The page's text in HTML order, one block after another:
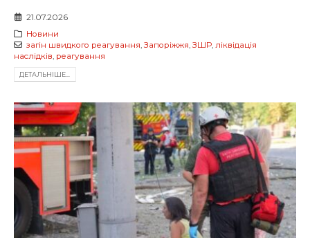
21.07.2026
Новини
загін швидкого реагування Запоріжжя ЗШР, ліквідація
наслідків реагування
ДЕТАЛЬНIШЕ...